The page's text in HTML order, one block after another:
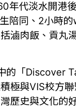
年代淡水開港
陪同、2小時
滷肉飯、貢
的「Discover
極與VIS校方
歷史與文化的